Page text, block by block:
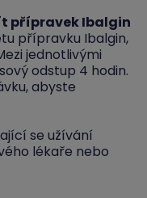
přípravek Ibalgin
přípravku Ibalgin,
jednotlivými
odstup 4 hodin.
abyste
se užívání
lékaře nebo